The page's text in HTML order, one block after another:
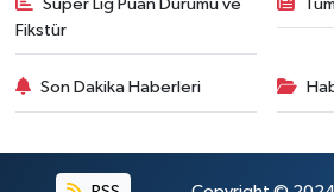
Süper Lig Puan Durumu ve
Fikstür
Son Dakika Haberleri